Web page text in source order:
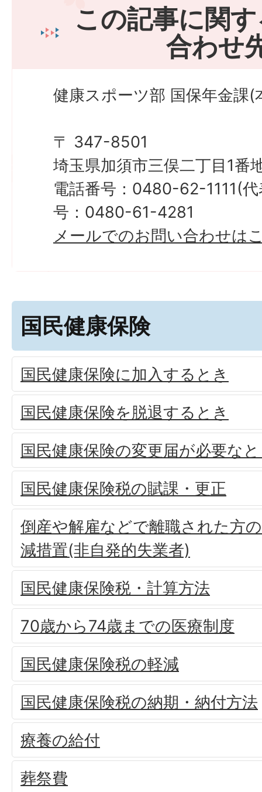
この記事に関
合わせ
健康スポーツ部 国保年金課(
〒 347-8501
埼玉県加須市三俣二丁目1番
電話番号：0480-62-1111(
号：0480-61-4281
メールでのお問い合わせは
国民健康保険
国民健康保険に加入するとき
国民健康保険を脱退するとき
国民健康保険の変更届が必要な
国民健康保険税の賦課・更正
倒産や解雇などで離職された方
減措置(非自発的失業者)
国民健康保険税・計算方法
70歳から74歳までの医療制度
国民健康保険税の軽減
国民健康保険税の納期・納付方法
療養の給付
葬祭費